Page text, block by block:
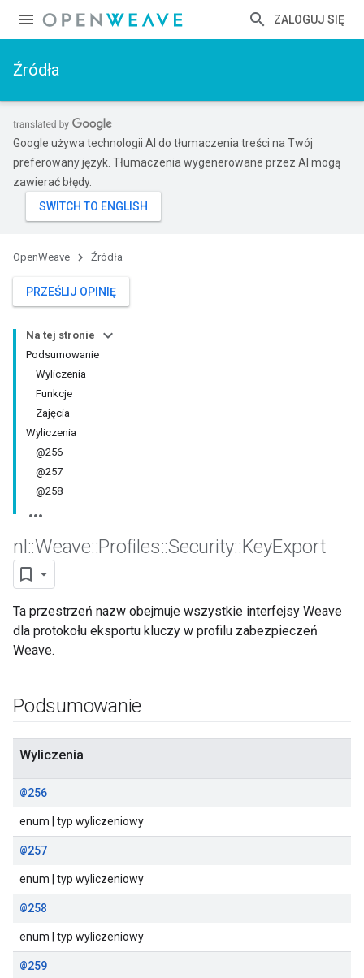
ZALOGUJ SIĘ
Źródła
Google używa technologii AI do tłumaczenia treści na Twój
preferowany język. Tłumaczenia wygenerowane przez AI mogą
zawierać błędy.
OpenWeave Źródła
PRZEŚLIJ OPINIĘ
Na tej stronie
Podsumowanie
Wyliczenia
Funkcje
Zajęcia
Wyliczenia
@256
@257
@258
nl ::Weave::Profiles::Security::KeyExport
Ta przestrzeń nazw obejmuje wszystkie interfejsy Weave
dla protokołu eksportu kluczy w profilu zabezpieczeń
Weave.
Podsumowanie
Wyliczenia
@256
enum | typ wyliczeniowy
@257
enum | typ wyliczeniowy
@258
enum | typ wyliczeniowy
@259